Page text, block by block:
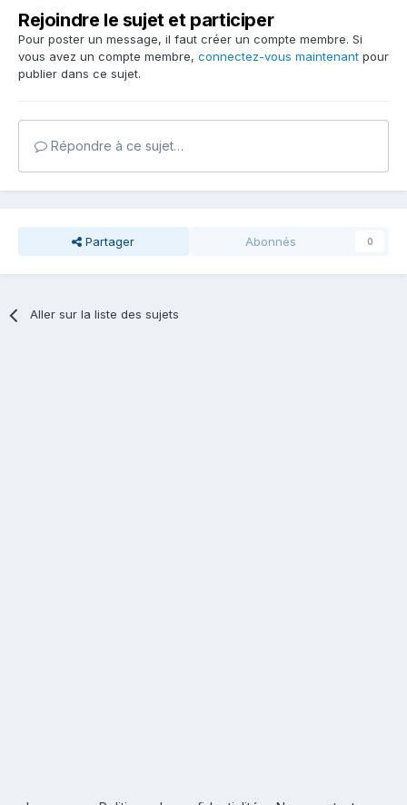
Rejoindre le sujet et participer
Pour poster un message, il faut créer un compte membre. Si
vous avez un compte membre, connectez-vous maintenant pour
publier dans ce sujet.
Répondre à ce sujet…
Partager Abonnés 0
Aller sur la liste des sujets